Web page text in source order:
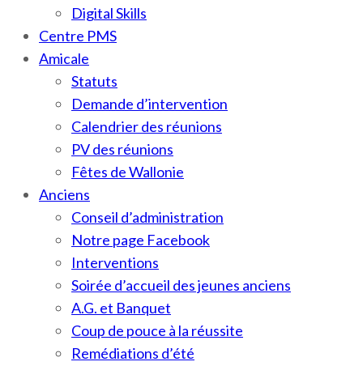
Digital Skills
Centre PMS
Amicale
Statuts
Demande d’intervention
Calendrier des réunions
PV des réunions
Fêtes de Wallonie
Anciens
Conseil d’administration
Notre page Facebook
Interventions
Soirée d’accueil des jeunes anciens
A.G. et Banquet
Coup de pouce à la réussite
Remédiations d’été